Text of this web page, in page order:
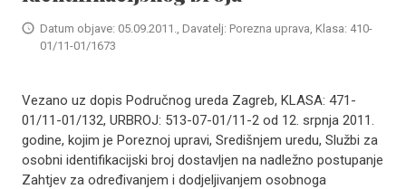
Datum objave: 05.09.2011., Davatelj: Porezna uprava, Klasa: 410-
01/11-01/1673
Vezano uz dopis Područnog ureda Zagreb, KLASA: 471-
01/11-01/132, URBROJ: 513-07-01/11-2 od 12. srpnja 2011.
godine, kojim je Poreznoj upravi, Središnjem uredu, Službi za
osobni identifikacijski broj dostavljen na nadležno postupanje
Zahtjev za određivanjem i dodjeljivanjem osobnoga